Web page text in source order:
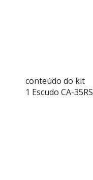
conteúdo do kit
1 Escudo CA-35RS